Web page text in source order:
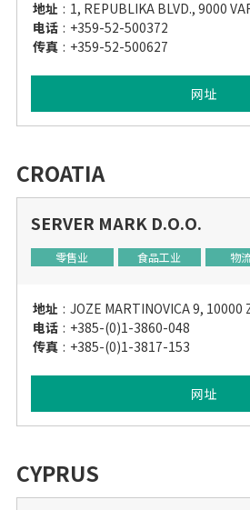
地址 : 1, REPUBLIKA BLVD., 9000
电话 : +359-52-500372
传真 : +359-52-500627
网址
CROATIA
SERVER MARK D.O.O.
零售业 食品工业 物
地址 : JOZE MARTINOVICA 9, 10000
电话 : +385-(0)1-3860-048
传真 : +385-(0)1-3817-153
网址
CYPRUS